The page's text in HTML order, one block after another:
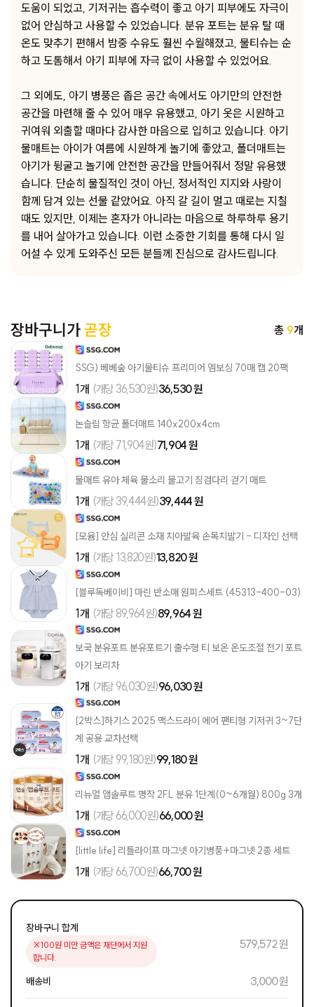
도움이 되었고, 기저귀는 흡수력이 좋고 아기 피부에도 자극이
없어 안심하고 사용할 수 있었습니다. 분유 포트는 분유 탈 때
온도 맞추기 편해서 밤중 수유도 훨씬 수월해졌고, 물티슈는 순
하고 도톰해서 아기 피부에 자극 없이 사용할 수 있었어요.
그 외에도, 아기 병풍은 좁은 공간 속에서도 아기만의 안전한
공간을 마련해 줄 수 있어 매우 유용했고, 아기 옷은 시원하고
귀여워 외출할 때마다 감사한 마음으로 입히고 있습니다. 아기
물매트는 아이가 여름에 시원하게 놀기에 좋았고, 폴더매트는
아기가 뒹굴고 놀기에 안전한 공간을 만들어줘서 정말 유용했
습니다. 단순히 물질적인 것이 아닌, 정서적인 지지와 사랑이
함께 담겨 있는 선물 같았어요. 아직 갈 길이 멀고 때로는 지칠
때도 있지만, 이제는 혼자가 아니라는 마음으로 하루하루 용기
를 내어 살아가고 있습니다. 이런 소중한 기회를 통해 다시 일
어설 수 있게 도와주신 모든 분들께 진심으로 감사드립니다.
장바구니가곧장 총 9개
SSG) 베베숲 아기물티슈 프리미어 엠보싱 70매 캡 20팩
1개 (개당 36,530원)36,530 원
논슬립 항균 폴더매트 140x200x4cm
1개 (개당 71,904원)71,904 원
물매트 유아 체육 물소리 물고기 징검다리 걷기 매트
1개 (개당 39,444원)39,444 원
[모윰] 안심 실리콘 소재 치아발육 손목치발기 - 디자인 선택
1개 (개당 13,820원)13,820 원
[블루독베이비] 마린 반소매 원피스세트 (45313-400-03)
1개 (개당 89,964원)89,964 원
보국 분유포트 분유포트기 출수형 티 보온 온도조절 전기 포트
아기 보리차
1개 (개당 96,030원)96,030 원
[2박스]하기스 2025 맥스드라이 에어 팬티형 기저귀 3~7단
계 공용 교차선택
1개 (개당 99,180원)99,180 원
리뉴얼 앱솔루트 명작 2FL 분유 1단계(0~6개월) 800g 3개
1개 (개당 66,000원)66,000 원
[little life] 리틀라이프 마그넷 아기병풍+마그넷 2종 세트
1개 (개당 66,700원)66,700 원
장바구니 합계
※100원 미만 금액은 재단에서 지원
합니다.
579,572 원
배송비 3,000 원